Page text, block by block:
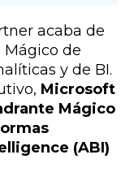
acaba de
de
y de BI.
Microsoft
Mágico
(ABI)